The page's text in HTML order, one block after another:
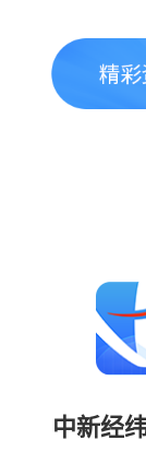
中新经